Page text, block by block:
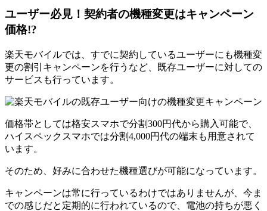
ユーザー必見！契約者の機種変更はキャンペーン
価格!?
楽天モバイルでは、すでに契約しているユーザーにも機種変
更の割引キャンペーンを行うなど、既存ユーザーに対しての
サービスも行っています。
価格帯としては格安スマホで分割300円代から購入可能で、
ハイスペックスマホでは分割4,000円代の端末も用意されて
います。
そのため、好みに合わせた機種選びが可能になっています。
キャンペーンは常に行っているわけではありませんが、今ま
での感じだと定期的に行われているので、電池の持ちが悪く